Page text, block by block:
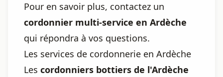
Pour en savoir plus, contactez un
cordonnier multi-service en Ardèche
qui répondra à vos questions.
Les services de cordonnerie en Ardèche
Les cordonniers bottiers de l'Ardèche